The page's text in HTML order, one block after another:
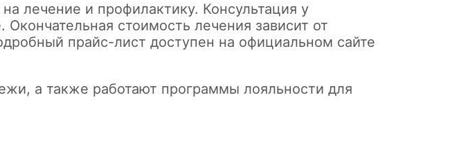
лечение и профилактику. Консультация у
стоимость лечения зависит от
прайс-лист доступен на официальном сайте
а также работают программы лояльности для